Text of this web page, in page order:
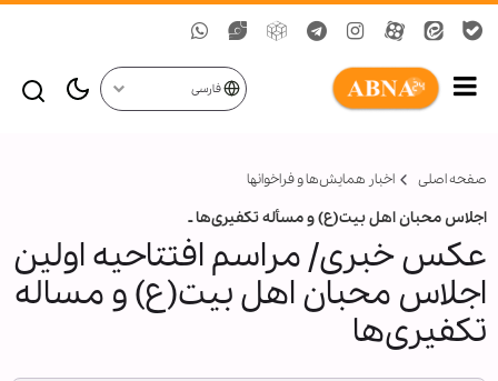
فارسی
صفحه اصلی اخبار همايش‌ها و فراخوان‏ها
اجلاس محبان اهل بیت(ع) و مسأله تکفیری‌ها ـ
عکس خبری/ مراسم افتتاحیه اولین
اجلاس محبان اهل بیت(ع) و مساله
تکفیری‌ها